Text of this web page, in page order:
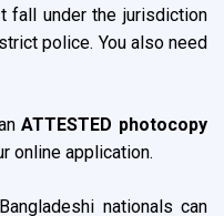
fall under the jurisdiction
police. You also need
ATTESTED photocopy
online application.
nationals can